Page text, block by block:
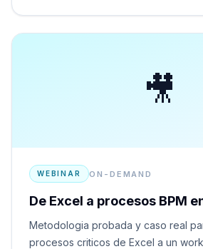
🎥
WEBINAR ON-DEMAND
De Excel a procesos BPM
Metodologia probada y caso real
procesos criticos de Excel a un